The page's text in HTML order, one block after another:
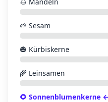
🌱 Sesam
🎃 Kürbiskerne
🌾 Leinsamen
🌻 Sonnenblumenkerne